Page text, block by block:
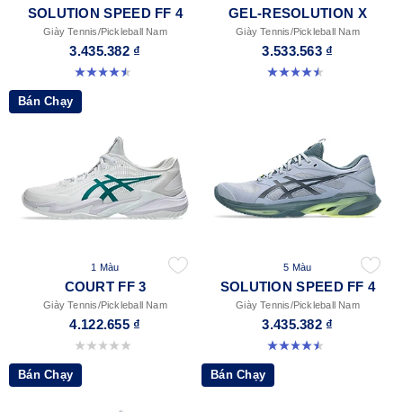
SOLUTION SPEED FF 4
Giày Tennis/Pickleball Nam
3.435.382 ₫
4.5 trong số 5 sao. 41 đánh giá
GEL-RESOLUTION X
Giày Tennis/Pickleball Nam
3.533.563 ₫
4.5 trong số 5 sao. 226 đánh giá
Bán Chạy
1 Màu
COURT FF 3
Giày Tennis/Pickleball Nam
4.122.655 ₫
0.0 trong số 5 sao.
5 Màu
SOLUTION SPEED FF 4
Giày Tennis/Pickleball Nam
3.435.382 ₫
4.5 trong số 5 sao. 41 đánh giá
Bán Chạy Bán Chạy